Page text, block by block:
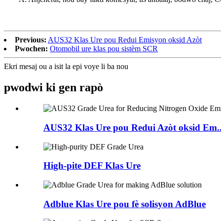
Previous: AUS32 Klas Ure pou Redui Emisyon oksid Azòt
Pwochen: Otomobil ure klas pou sistèm SCR
Ekri mesaj ou a isit la epi voye li ba nou
pwodwi ki gen rapò
AUS32 Klas Ure pou Redui Azòt oksid
High-pite DEF Klas Ure
Adblue Klas Ure pou fè solisyon AdBlue